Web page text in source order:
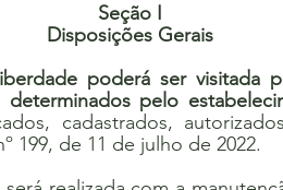
Seção I
Disposições Gerais
poderá ser visitada
pelo
cadastrados,
199, de 11 de julho de 2022.